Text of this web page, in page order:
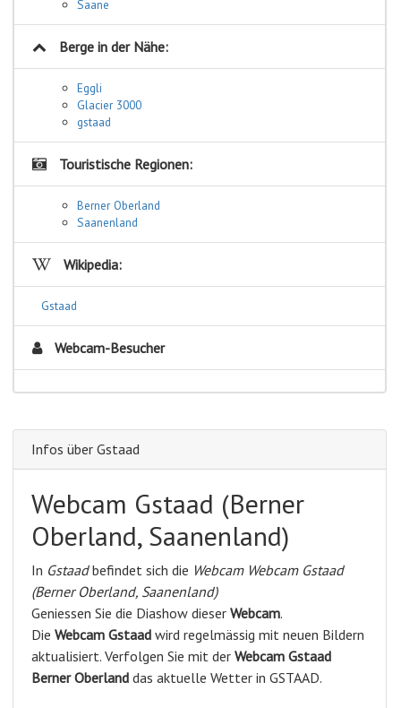
Saane
Berge in der Nähe:
Eggli
Glacier 3000
gstaad
Touristische Regionen:
Berner Oberland
Saanenland
Wikipedia:
Gstaad
Webcam-Besucher
Infos über Gstaad
Webcam Gstaad (Berner
Oberland, Saanenland)
In Gstaadbefindet sich die Webcam Webcam Gstaad
(Berner Oberland, Saanenland)
Geniessen Sie die Diashow dieser Webcam.
Die Webcam Gstaad wird regelmässig mit neuen Bildern
aktualisiert. Verfolgen Sie mit der Webcam Gstaad
Berner Oberland das aktuelle Wetter in GSTAAD.